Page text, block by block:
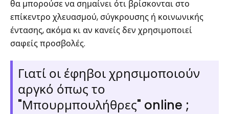
θα μπορούσε να σημαίνει ότι βρίσκονται στο
επίκεντρο χλευασμού, σύγκρουσης ή κοινωνικής
έντασης, ακόμα κι αν κανείς δεν χρησιμοποιεί
σαφείς προσβολές.
Γιατί οι έφηβοι χρησιμοποιούν
αργκό όπως το
"Μπουρμπουλήθρες" online ;